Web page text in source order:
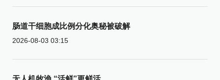
肠道干细胞成比例分化奥秘被破解
2026-08-03 03:15